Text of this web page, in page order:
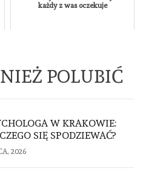
każdy z was oczekuje
POLUBIĆ
W KRAKOWIE:
SIĘ SPODZIEWAĆ?
2026